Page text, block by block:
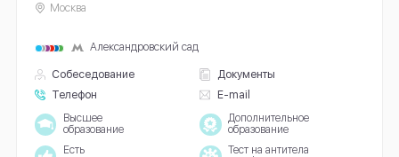
Собеседование
Документы
Телефон
E-mail
Москва
Александровский сад
Высшее
образование
Дополнительное
образование
Есть
Тест на антитела